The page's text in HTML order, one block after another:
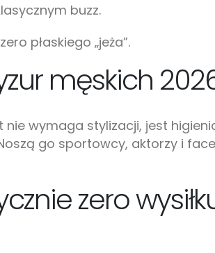
buzz.
płaskiego „jeża”.
męskich
wymaga stylizacji, jest
go sportowcy, aktorzy i
zero